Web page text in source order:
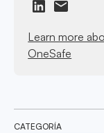
Learn more
OneSafe
CATEGORÍA